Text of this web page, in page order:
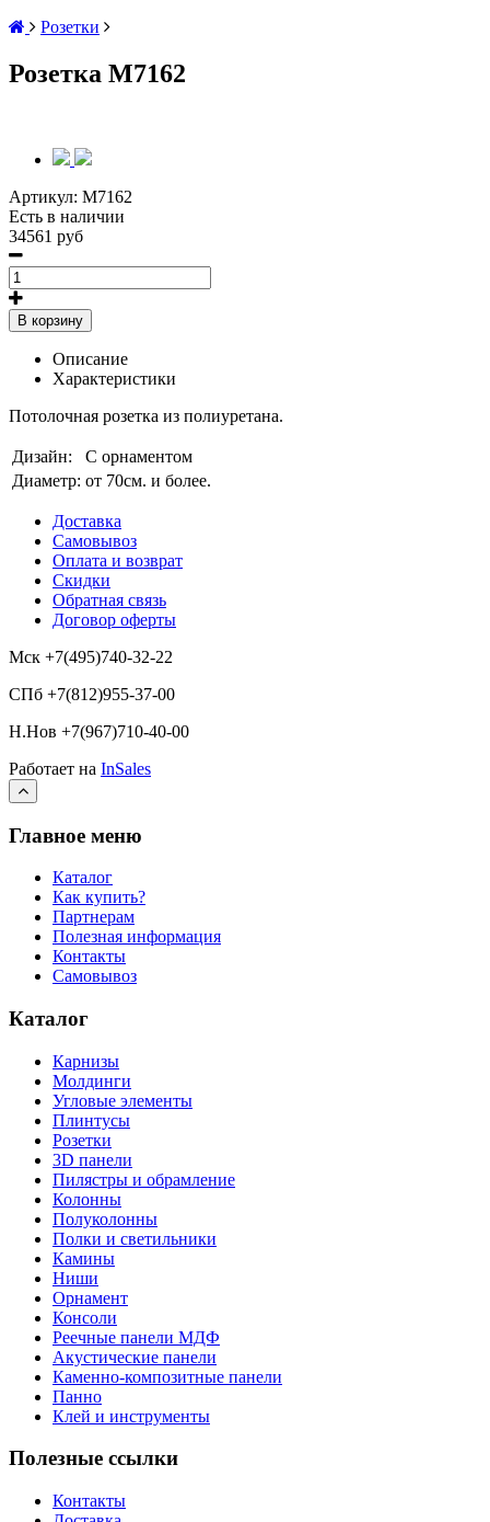
Розетки
Розетка M7162
Артикул: M7162
Есть в наличии
34561 руб
В корзину
Описание
Характеристики
Потолочная розетка из полиуретана.
Дизайн:
С орнаментом
Диаметр: от 70см. и более.
Доставка
Самовывоз
Оплата и возврат
Скидки
Обратная связь
Договор оферты
Мск +7(495)740-32-22
СПб +7(812)955-37-00
Н.Нов +7(967)710-40-00
Работает на InSales
Главное меню
Каталог
Как купить?
Партнерам
Полезная информация
Контакты
Самовывоз
Каталог
Карнизы
Молдинги
Угловые элементы
Плинтусы
Розетки
3D панели
Пилястры и обрамление
Колонны
Полуколонны
Полки и светильники
Камины
Ниши
Орнамент
Консоли
Реечные панели МДФ
Акустические панели
Каменно-композитные панели
Панно
Клей и инструменты
Полезные ссылки
Контакты